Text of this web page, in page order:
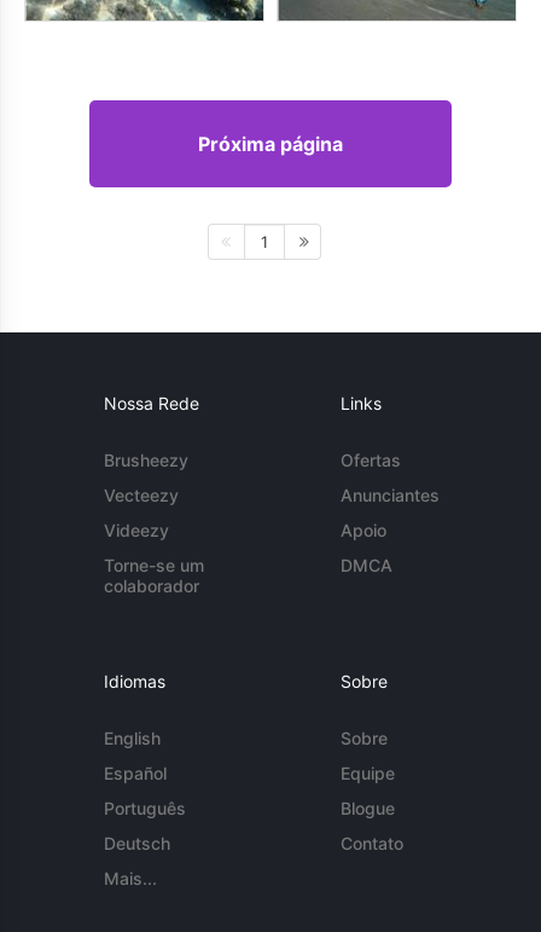
Próxima página
1
Nossa Rede
Brusheezy
Vecteezy
Videezy
Torne-se um
colaborador
Links
Ofertas
Anunciantes
Apoio
DMCA
Idiomas
English
Español
Português
Deutsch
Mais...
Sobre
Sobre
Equipe
Blogue
Contato